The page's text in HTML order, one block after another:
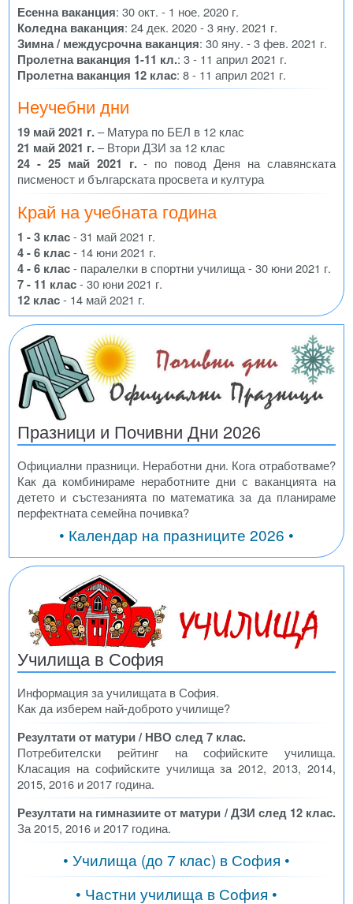
Есенна ваканция: 30 окт. - 1 ное. 2020 г.
Коледна ваканция: 24 дек. 2020 - 3 яну. 2021 г.
Зимна / междусрочна ваканция: 30 яну. - 3 фев. 2021 г.
Пролетна ваканция 1-11 кл.: 3 - 11 април 2021 г.
Пролетна ваканция 12 клас: 8 - 11 април 2021 г.
Неучебни дни
19 май 2021 г.– Матура по БЕЛ в 12 клас
21 май 2021 г.– Втори ДЗИ за 12 клас
24 - 25 май 2021 г.- по повод Деня на славянската
писменост и българската просвета и култура
Край на учебната година
1 - 3 клас- 31 май 2021 г.
4 - 6 клас- 14 юни 2021 г.
4 - 6 клас- паралелки в спортни училища - 30 юни 2021 г.
7 - 11 клас- 30 юни 2021 г.
12 клас- 14 май 2021 г.
Празници и Почивни Дни 2026
Официални празници. Неработни дни. Кога отработваме?
Как да комбинираме неработните дни с ваканцията на
детето и състезанията по математика за да планираме
перфектната семейна почивка?
• Календар на празниците 2026 •
Училища в София
Информация за училищата в София.
Как да изберем най-доброто училище?
Резултати от матури / НВО след 7 клас.
Потребителски рейтинг на софийските училища.
Класация на софийските училища за 2012, 2013, 2014,
2015, 2016 и 2017 година.
Резултати на гимназиите от матури / ДЗИ след 12 клас.
За 2015, 2016 и 2017 година.
• Училища (до 7 клас) в София •
• Частни училища в София •